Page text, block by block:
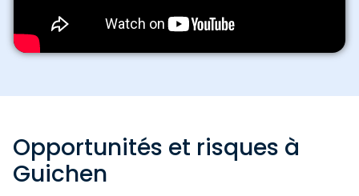
Opportunités et risques à
Guichen